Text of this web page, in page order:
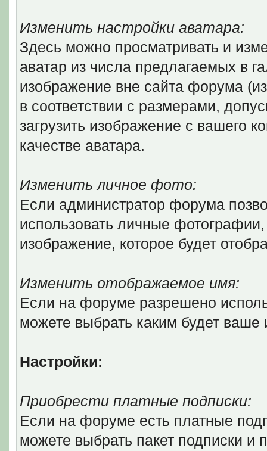
Изменить настройки аватара:
Здесь можно просматривать и
аватар из числа предлагаемых в
изображение вне сайта форума
в соответствии с размерами,
загрузить изображение с вашего
качестве аватара.
Изменить личное фото:
Если администратор форума
использовать личные
изображение, которое будет
Изменить отображаемое имя:
Если на форуме разрешено
можете выбрать каким будет
Настройки:
Приобрести платные подписки:
Если на форуме есть платные
можете выбрать пакет подписки и